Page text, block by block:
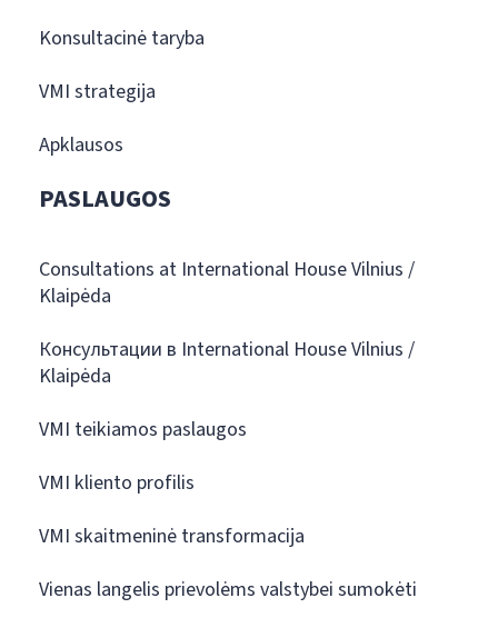
Konsultacinė taryba
VMI strategija
Apklausos
PASLAUGOS
Consultations at International House Vilnius /
Klaipėda
Консультации в International House Vilnius /
Klaipėda
VMI teikiamos paslaugos
VMI kliento profilis
VMI skaitmeninė transformacija
Vienas langelis prievolėms valstybei sumokėti